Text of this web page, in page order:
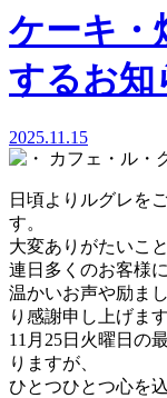
ケーキ・
するお知
2025.11.15
カフェ・ル・
日頃よりルグレを
す。
大変ありがたいこ
連日多くのお客様
温かいお声や励ま
り感謝申し上げます
11月25日火曜日の
りますが、
ひとつひとつ心を